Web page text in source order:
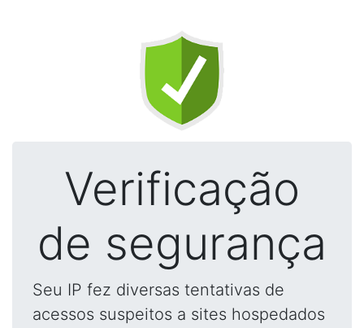
Verificação
de segurança
Seu IP fez diversas tentativas de
acessos suspeitos a sites hospedados